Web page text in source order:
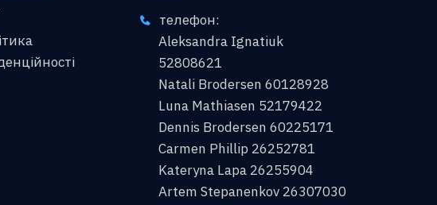
телефон:
Aleksandra Ignatiuk
52808621
Natali Brodersen 60128928
Luna Mathiasen 52179422
Dennis Brodersen 60225171
Carmen Phillip 26252781
Kateryna Lapa 26255904
Artem Stepanenkov 26307030